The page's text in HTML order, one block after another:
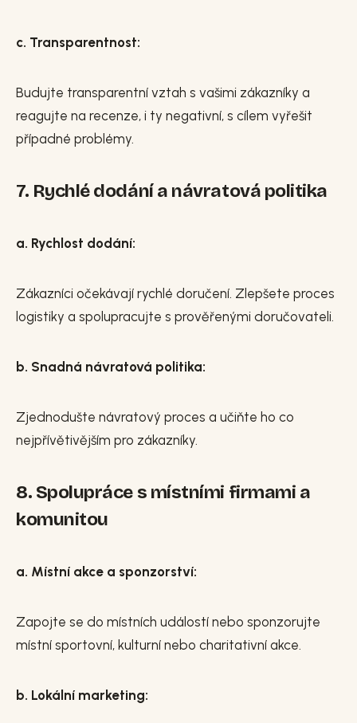
c. Transparentnost:
Budujte transparentní vztah s vašimi zákazníky a
reagujte na recenze, i ty negativní, s cílem vyřešit
případné problémy.
7. Rychlé dodání a návratová politika
a. Rychlost dodání:
Zákazníci očekávají rychlé doručení. Zlepšete proces
logistiky a spolupracujte s prověřenými doručovateli.
b. Snadná návratová politika:
Zjednodušte návratový proces a učiňte ho co
nejpřívětivějším pro zákazníky.
8. Spolupráce s místními firmami a
komunitou
a. Místní akce a sponzorství:
Zapojte se do místních událostí nebo sponzorujte
místní sportovní, kulturní nebo charitativní akce.
b. Lokální marketing: